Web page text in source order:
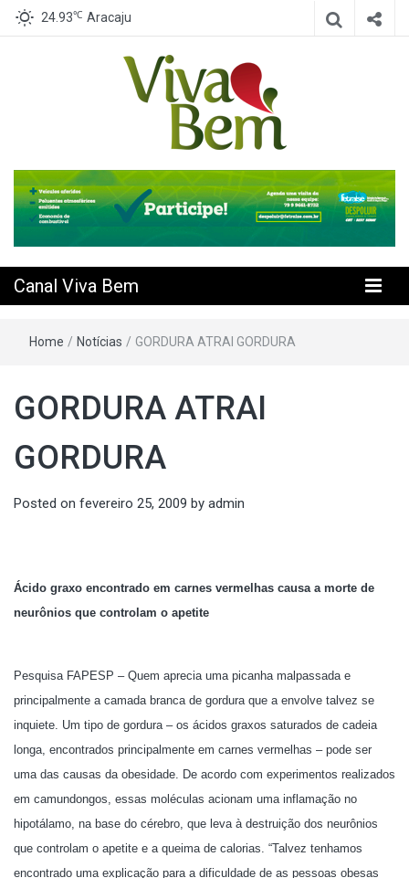
24.93℃ Aracaju
Canal Viva
Bem
Canal Viva Bem
Home / Notícias / GORDURA ATRAI GORDURA
GORDURA ATRAI
GORDURA
Posted on fevereiro 25, 2009 by admin
Ácido graxo encontrado em carnes vermelhas causa a morte de
neurônios que controlam o apetite
Pesquisa FAPESP – Quem aprecia uma picanha malpassada e
principalmente a camada branca de gordura que a envolve talvez se
inquiete. Um tipo de gordura – os ácidos graxos saturados de cadeia
longa, encontrados principalmente em carnes vermelhas – pode ser
uma das causas da obesidade. De acordo com experimentos realizados
em camundongos, essas moléculas acionam uma inflamação no
hipotálamo, na base do cérebro, que leva à destruição dos neurônios
que controlam o apetite e a queima de calorias. “Talvez tenhamos
encontrado uma explicação para a dificuldade de as pessoas obesas